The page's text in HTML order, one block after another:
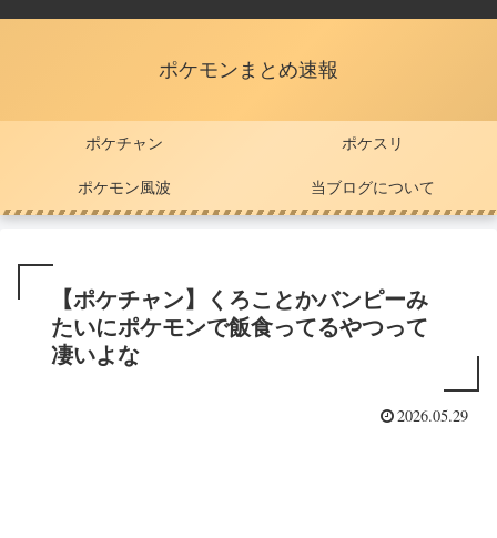
ポケモンまとめ速報
ポケチャン ポケスリ
ポケモン風波 当ブログについて
【ポケチャン】くろことかバンピーみ
たいにポケモンで飯食ってるやつって
凄いよな
2026.05.29